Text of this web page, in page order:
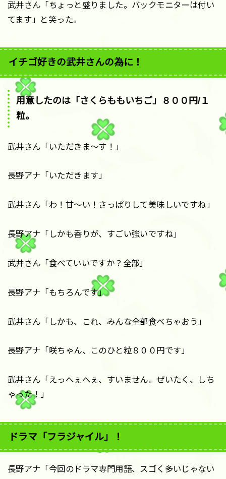
武井さん「ちょっと盛りました。バックモニターは付い
てます」と笑った。
イチゴ好きの武井さんの為に！
用意したのは「さくらももいちご」８００円/１
粒。
武井さん「いただきま〜す！」
長野アナ「いただきます」
武井さん「わ！甘〜い！さっぱりして美味しいですね」
長野アナ「しかも香りが、すごい強いですね」
武井さん「食べていいですか？全部」
長野アナ「もちろんです」
武井さん「しかも、これ、みんな全部食べちゃおう」
長野アナ「咲ちゃん、このひと粒８００円です」
武井さん「えっへぇへぇ、すいません。ぜいたく、しち
ゃった！」
ドラマ「フラジャイル」！
長野アナ「今回のドラマ専門用語、スゴく多いじゃない